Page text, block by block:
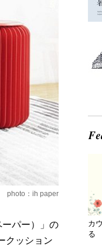
photo：ih paper
パー）」の
クッション
カ
る